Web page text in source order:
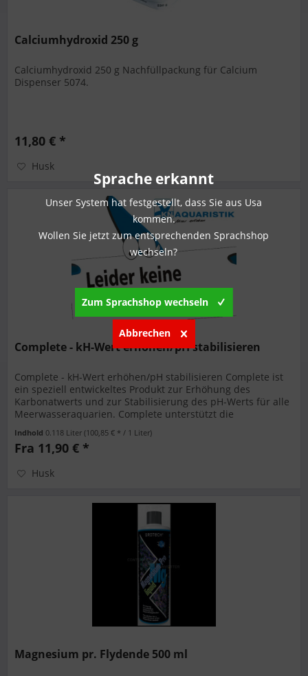
Calciumhydroxid 250 g
Calciumhydroxid 250 g Nachfüllpackung für Calcium
Dispenser 5074.
11,80 € *
Husk
Complete - kH-Wert erhöhen/pH stabilisieren
Complete - kH-Wert erhöhen/pH stabilisieren Complete ist
ein speziell entwickeltes Produkt zur Erhöhung des
Karbonatwerts und zur Stabilisierung des pH-Werts für alle
Meerwasseraquarien. Complete unterstützt die
Indhold 0.118 Liter(100,85 € * / 1 Liter)
Fra 11,90 € *
Husk
Magnesium pr. Flydende 500 ml
Sprache erkannt
Unser System hat festgestellt, dass Sie aus Usa
kommen.
Wollen Sie jetzt zum entsprechenden Sprachshop
wechseln?
Zum Sprachshop wechseln
Abbrechen